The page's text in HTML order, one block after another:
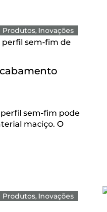
Produtos Inovações
perfil sem-fim de
sem-fim pode
maciço. O
Produtos Inovações